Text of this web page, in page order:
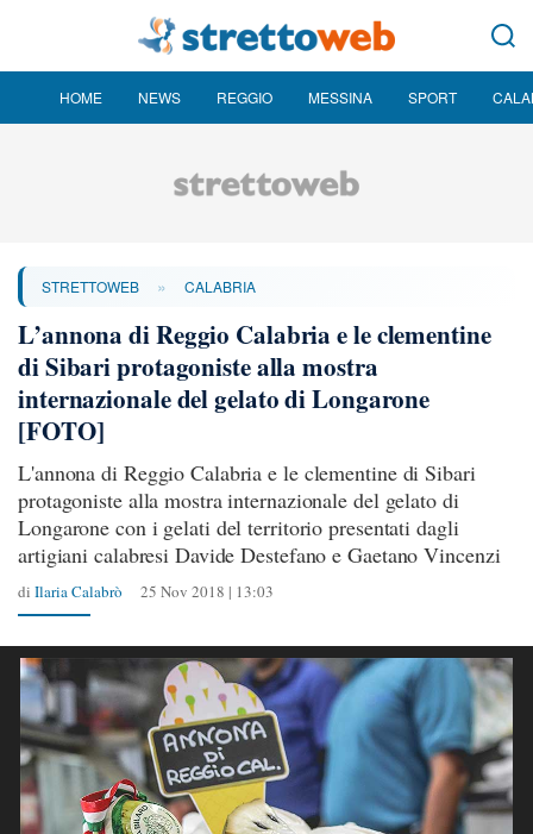
HOME NEWS REGGIO MESSINA SPORT
STRETTOWEB » CALABRIA
L’annona di Reggio Calabria e le clementine
di Sibari protagoniste alla mostra
internazionale del gelato di Longarone
[FOTO]
L'annona di Reggio Calabria e le clementine di Sibari
protagoniste alla mostra internazionale del gelato di
Longarone con i gelati del territorio presentati dagli
artigiani calabresi Davide Destefano e Gaetano Vincenzi
di Ilaria Calabrò 25 Nov 2018 | 13:03